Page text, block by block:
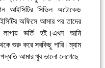
আইসিটির সিভিল অটোকেড
অফিসে আসার পর তাদের
ভর্তি হই।এখন আমি
শুরু করে সবকিছু পারি।ম্যাম
আমার খুব ভালো লেগেছে